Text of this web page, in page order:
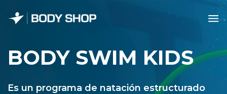
BODY SWIM KIDS
Es un programa de natación estructurado